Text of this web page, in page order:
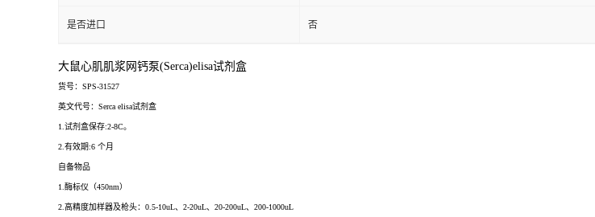
是否进口 否
大鼠心肌肌浆网钙泵(Serca)elisa试剂盒
货号：SPS-31527
英文代号：Serca elisa试剂盒
1.试剂盒保存:2-8C。
2.有效期:6 个月
自备物品
1.酶标仪（450nm）
2.高精度加样器及枪头：0.5-10uL、2-20uL、20-200uL、200-1000uL